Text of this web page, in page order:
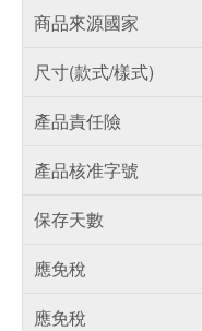
商品來源國家
尺寸(款式/樣式)
產品責任險
產品核准字號
保存天數
應免稅
應免稅